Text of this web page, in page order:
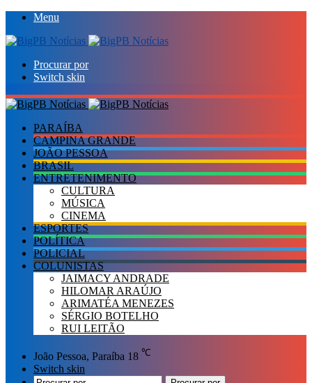
Menu
Procurar por
Switch skin
PARAÍBA
CAMPINA GRANDE
JOÃO PESSOA
BRASIL
ENTRETENIMENTO
CULTURA
MÚSICA
CINEMA
ESPORTES
POLÍTICA
POLICIAL
COLUNISTAS
JAIMACY ANDRADE
HILOMAR ARAÚJO
ARIMATÉA MENEZES
SÉRGIO BOTELHO
RUI LEITÃO
João Pessoa, Paraíba 18 ℃
Switch skin